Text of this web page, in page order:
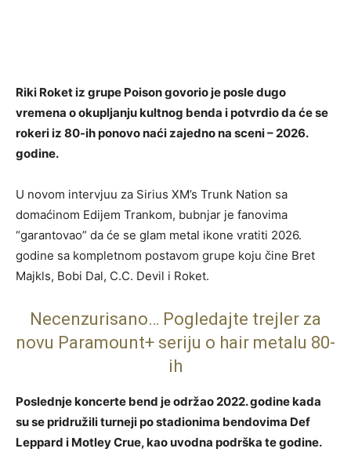
Riki Roket iz grupe Poison govorio je posle dugo
vremena o okupljanju kultnog benda i potvrdio da će se
rokeri iz 80-ih ponovo naći zajedno na sceni – 2026.
godine.
U novom intervjuu za Sirius XM’s Trunk Nation sa
domaćinom Edijem Trankom, bubnjar je fanovima
“garantovao” da će se glam metal ikone vratiti 2026.
godine sa kompletnom postavom grupe koju čine Bret
Majkls, Bobi Dal, C.C. Devil i Roket.
Necenzurisano… Pogledajte trejler za
novu Paramount+ seriju o hair metalu 80-
ih
Poslednje koncerte bend je održao 2022. godine kada
su se pridružili turneji po stadionima bendovima Def
Leppard i Motley Crue, kao uvodna podrška te godine.